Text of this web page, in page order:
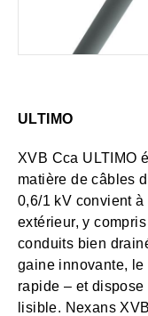
ULTIMO
XVB Cca ULTIMO
matière de câbles
0,6/1 kV convient
extérieur, y
conduits bien
gaine innovante, le
rapide – et
lisible. Nexans